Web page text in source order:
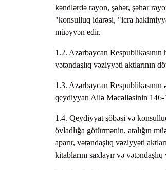
kəndlərdə rayon, şəhər, şəhər
"konsulluq idarəsi, "icra
müəyyən edir.
1.2. Azərbaycan
vətəndaşlıq vəziyyəti aktlarının
1.3. Azərbaycan
qeydiyyatı Ailə Məcəlləsinin 146-
1.4. Qeydiyyat şöbəsi və
övladlığa götürmənin, atalığın
aparır, vətəndaşlıq vəziyyəti
kitablarını saxlayır və